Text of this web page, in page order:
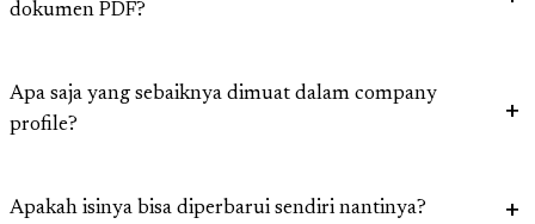
dokumen PDF?
Apa saja yang sebaiknya dimuat dalam company
profile?
Apakah isinya bisa diperbarui sendiri nantinya?